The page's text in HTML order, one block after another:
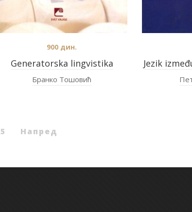
Generatorska lingvistika
900 дин.
Бранко Тошовић
Jezik
5 Напред